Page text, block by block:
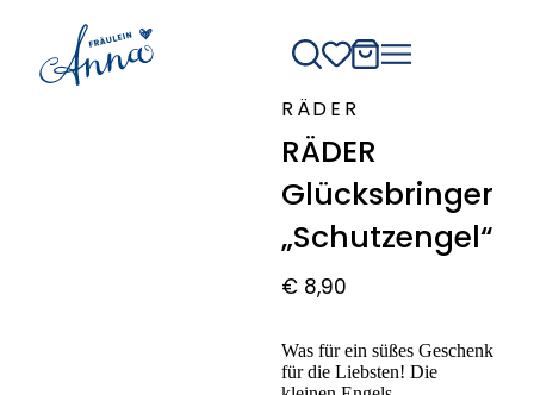
RÄDER
RÄDER
Glücksbringer
„Schutzengel“
€8,90
Was für ein süßes Geschenk
für die Liebsten! Die